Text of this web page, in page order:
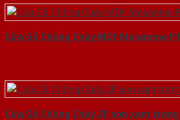
Cửa Gỗ Chống Cháy MDF Melamine P1
Cửa Gỗ Chống Cháy 2P son xam trang